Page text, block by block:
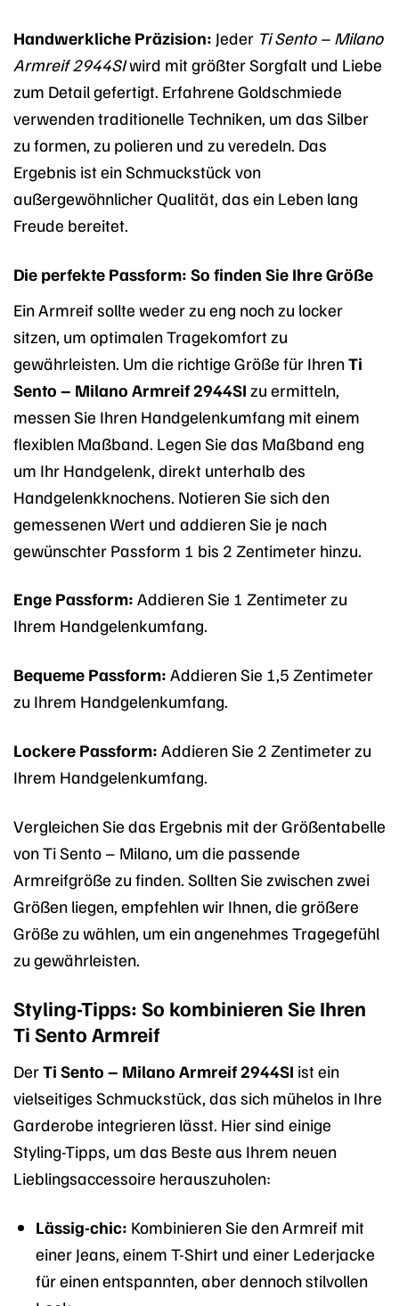
Handwerkliche Präzision: Jeder Ti Sento – Milano
Armreif 2944SIwird mit größter Sorgfalt und Liebe
zum Detail gefertigt. Erfahrene Goldschmiede
verwenden traditionelle Techniken, um das Silber
zu formen, zu polieren und zu veredeln. Das
Ergebnis ist ein Schmuckstück von
außergewöhnlicher Qualität, das ein Leben lang
Freude bereitet.
Die perfekte Passform: So finden Sie Ihre Größe
Ein Armreif sollte weder zu eng noch zu locker
sitzen, um optimalen Tragekomfort zu
gewährleisten. Um die richtige Größe für IhrenTi
Sento – Milano Armreif 2944SI zu ermitteln,
messen Sie Ihren Handgelenkumfang mit einem
flexiblen Maßband. Legen Sie das Maßband eng
um Ihr Handgelenk, direkt unterhalb des
Handgelenkknochens. Notieren Sie sich den
gemessenen Wert und addieren Sie je nach
gewünschter Passform 1 bis 2 Zentimeter hinzu.
Enge Passform: Addieren Sie 1 Zentimeter zu
Ihrem Handgelenkumfang.
Bequeme Passform: Addieren Sie 1,5 Zentimeter
zu Ihrem Handgelenkumfang.
Lockere Passform: Addieren Sie 2 Zentimeter zu
Ihrem Handgelenkumfang.
Vergleichen Sie das Ergebnis mit der Größentabelle
von Ti Sento – Milano, um die passende
Armreifgröße zu finden. Sollten Sie zwischen zwei
Größen liegen, empfehlen wir Ihnen, die größere
Größe zu wählen, um ein angenehmes Tragegefühl
zu gewährleisten.
Styling-Tipps: So kombinieren Sie Ihren
Ti Sento Armreif
DerTi Sento – Milano Armreif 2944SI ist ein
vielseitiges Schmuckstück, das sich mühelos in Ihre
Garderobe integrieren lässt. Hier sind einige
Styling-Tipps, um das Beste aus Ihrem neuen
Lieblingsaccessoire herauszuholen:
Lässig-chic: Kombinieren Sie den Armreif mit
einer Jeans, einem T-Shirt und einer Lederjacke
für einen entspannten, aber dennoch stilvollen